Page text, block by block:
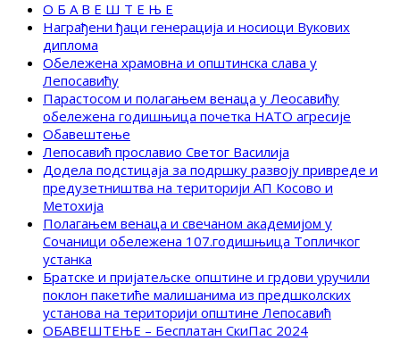
О Б А В Е Ш Т Е Њ Е
Награђени ђаци генерација и носиоци Вукових
диплома
Обележена храмовна и општинска слава у
Лепосавићу
Парастосом и полагањем венаца у Леосавићу
обележена годишњица почетка НАТО агресије
Обавештење
Лепосавић прославио Светог Василија
Додела подстицаја за подршку развоју привреде и
предузетништва на територији АП Косово и
Метохија
Полагањем венаца и свечаном академијом у
Сочаници обележена 107.годишњица Топличког
устанка
Братске и пријатељске општине и грдови уручили
поклон пакетиће малишанима из предшколских
установа на територији општине Лепосавић
ОБАВЕШТЕЊЕ – Бесплатан СкиПас 2024